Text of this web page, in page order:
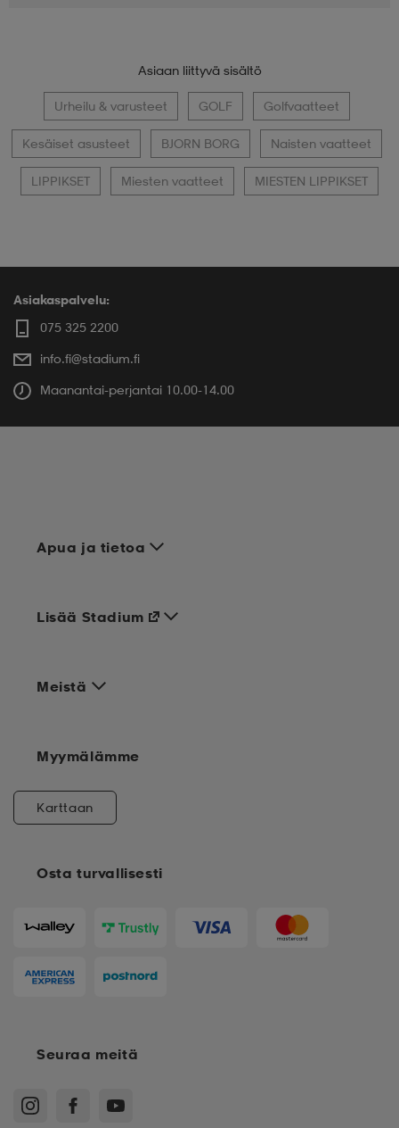
Asiaan liittyvä sisältö
Urheilu & varusteet GOLF Golfvaatteet
Kesäiset asusteet BJORN BORG Naisten vaatteet
LIPPIKSET Miesten vaatteet MIESTEN LIPPIKSET
Asiakaspalvelu:
075 325 2200
info.fi@stadium.fi
Maanantai-perjantai 10.00-14.00
Apua ja tietoa
Meistä
Osta turvallisesti
Lisää Stadium
Myymälämme
Karttaan
Seuraa meitä